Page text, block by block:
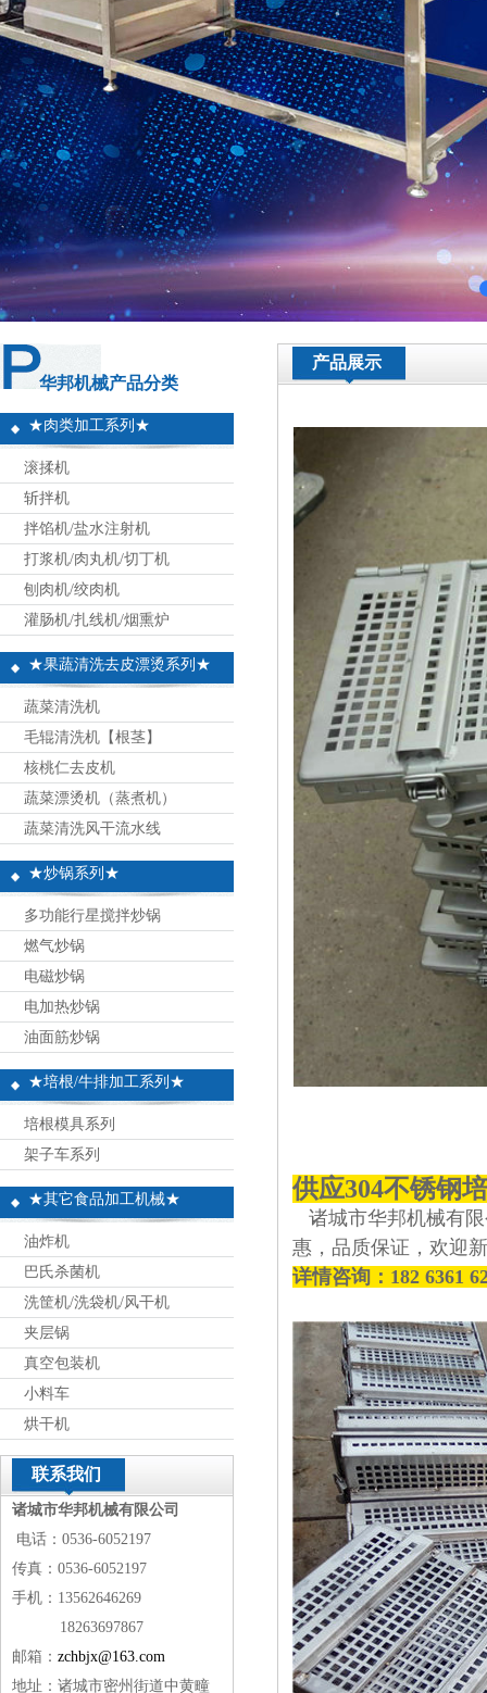
华邦机械产品分类
★肉类加工系列★
滚揉机
斩拌机
拌馅机/盐水注射机
打浆机/肉丸机/切丁机
刨肉机/绞肉机
灌肠机/扎线机/烟熏炉
★果蔬清洗去皮漂烫系列★
蔬菜清洗机
毛辊清洗机【根茎】
核桃仁去皮机
蔬菜漂烫机（蒸煮机）
蔬菜清洗风干流水线
★炒锅系列★
多功能行星搅拌炒锅
燃气炒锅
电磁炒锅
电加热炒锅
油面筋炒锅
★培根/牛排加工系列★
培根模具系列
架子车系列
★其它食品加工机械★
油炸机
巴氏杀菌机
洗筐机/洗袋机/风干机
夹层锅
真空包装机
小料车
烘干机
联系我们
诸城市华邦机械有限公司
电话：0536-6052197
传真：0536-6052197
手机：13562646269
18263697867
邮箱： zchbjx@163.com
地址：诸城市密州街道中黄疃
产品展示
供应304不锈钢
诸城市华邦机械有
惠，品质保证，欢迎
详情咨询：182 6361